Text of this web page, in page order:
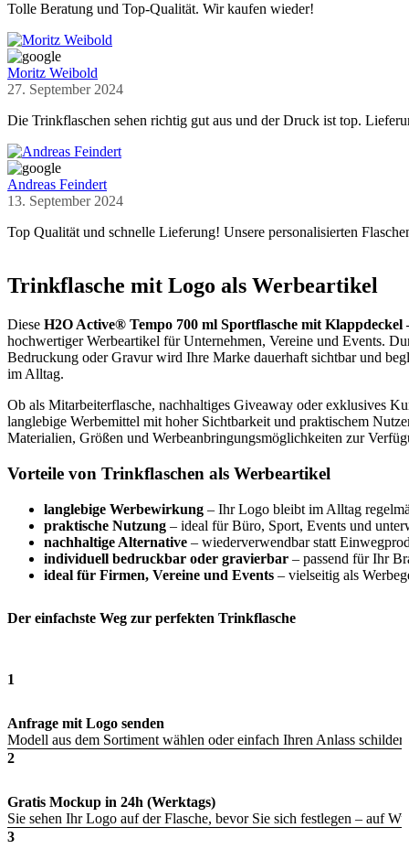
Tolle Beratung und Top-Qualität. Wir kaufen wieder!
Moritz Weibold
27. September 2024
Die Trinkflaschen sehen richtig gut aus und der Druck ist top.
Andreas Feindert
13. September 2024
Top Qualität und schnelle Lieferung! Unsere personalisierten
Trinkflasche mit Logo als Werbeartikel
Diese H2O Active® Tempo 700 ml Sportflasche mit Klappdeckel
hochwertiger Werbeartikel für Unternehmen, Vereine und Events.
Bedruckung oder Gravur wird Ihre Marke dauerhaft sichtbar und
im Alltag.
Ob als Mitarbeiterflasche, nachhaltiges Giveaway oder exklusives
langlebige Werbemittel mit hoher Sichtbarkeit und praktischem
Materialien, Größen und Werbeanbringungsmöglichkeiten zur
Vorteile von Trinkflaschen als Werbeartikel
langlebige Werbewirkung – Ihr Logo bleibt im Alltag
praktische Nutzung – ideal für Büro, Sport, Events und
nachhaltige Alternative – wiederverwendbar statt
individuell bedruckbar oder gravierbar – passend für Ihr
ideal für Firmen, Vereine und Events – vielseitig als
Der einfachste Weg zur perfekten Trinkflasche
1
Anfrage mit Logo senden
Modell aus dem Sortiment wählen oder einfach Ihren Anlass
2
Gratis Mockup in 24h (Werktags)
Sie sehen Ihr Logo auf der Flasche, bevor Sie sich festlegen – auf
3